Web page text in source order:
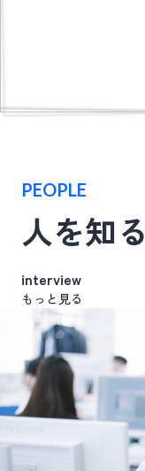
PEOPLE
人を知る
interview
もっと見る